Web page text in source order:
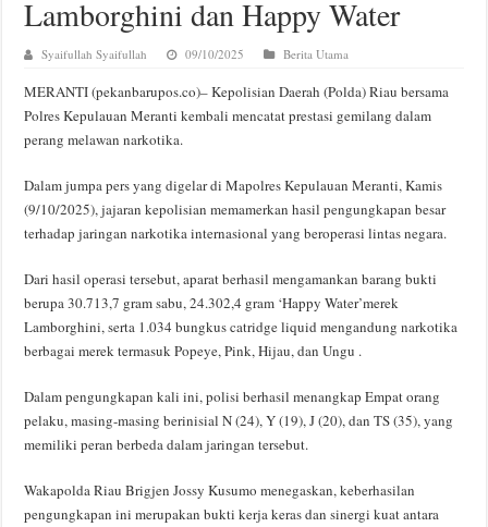
Lamborghini dan Happy Water
Syaifullah Syaifullah 09/10/2025 Berita Utama
MERANTI (pekanbarupos.co)– Kepolisian Daerah (Polda) Riau bersama
Polres Kepulauan Meranti kembali mencatat prestasi gemilang dalam
perang melawan narkotika.
Dalam jumpa pers yang digelar di Mapolres Kepulauan Meranti, Kamis
(9/10/2025), jajaran kepolisian memamerkan hasil pengungkapan besar
terhadap jaringan narkotika internasional yang beroperasi lintas negara.
Dari hasil operasi tersebut, aparat berhasil mengamankan barang bukti
berupa 30.713,7 gram sabu, 24.302,4 gram ‘Happy Water’merek
Lamborghini, serta 1.034 bungkus catridge liquid mengandung narkotika
berbagai merek termasuk Popeye, Pink, Hijau, dan Ungu .
Dalam pengungkapan kali ini, polisi berhasil menangkap Empat orang
pelaku, masing-masing berinisial N (24), Y (19), J (20), dan TS (35), yang
memiliki peran berbeda dalam jaringan tersebut.
Wakapolda Riau Brigjen Jossy Kusumo menegaskan, keberhasilan
pengungkapan ini merupakan bukti kerja keras dan sinergi kuat antara